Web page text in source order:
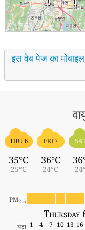
इस वेब पेज का
THU 6
35°C
25°C
FRI 7
36°C
24°C
PM2.5
Thursday
घंटा 1 4 7 10 13 16